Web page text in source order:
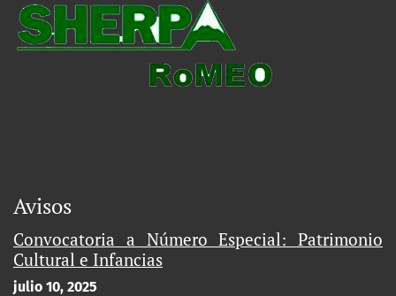
Avisos
Convocatoria a Número Especial: Patrimonio
Cultural e Infancias
julio 10, 2025